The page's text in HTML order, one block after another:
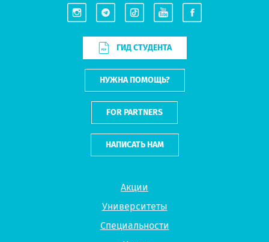
Акции
Университеты
Специальности
ГИД СТУДЕНТА
НУЖНА ПОМОЩЬ?
FOR PARTNERS
НАПИСАТЬ НАМ